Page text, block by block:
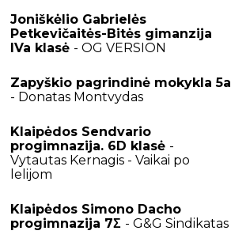
Joniškėlio Gabrielės
Petkevičaitės-Bitės gimanzija
IVa klasė - OG VERSION
Zapyškio pagrindinė mokykla 5a
- Donatas Montvydas
Klaipėdos Sendvario
progimnazija. 6D klasė -
Vytautas Kernagis - Vaikai po
lelijom
Klaipėdos Simono Dacho
progimnazija 7Σ - G&G Sindikatas